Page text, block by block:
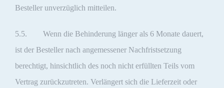
Besteller unverzüglich mitteilen.
5.5. Wenn die Behinderung länger als 6 Monate dauert,
ist der Besteller nach angemessener Nachfristsetzung
berechtigt, hinsichtlich des noch nicht erfüllten Teils vom
Vertrag zurückzutreten. Verlängert sich die Lieferzeit oder